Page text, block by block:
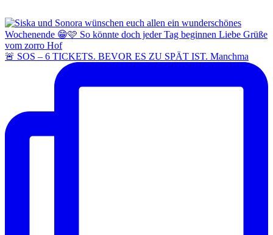
🚨 SOS – 6 TICKETS. BEVOR ES ZU SPÄT IST. Manchma